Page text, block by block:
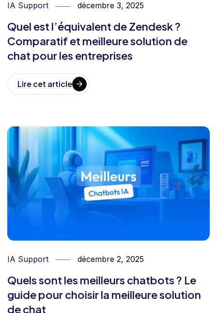
IA Support décembre 3, 2025
Quel est l’équivalent de Zendesk ?
Comparatif et meilleure solution de
chat pour les entreprises
Lire cet article
IA Support décembre 2, 2025
Quels sont les meilleurs chatbots ? Le
guide pour choisir la meilleure solution
de chat